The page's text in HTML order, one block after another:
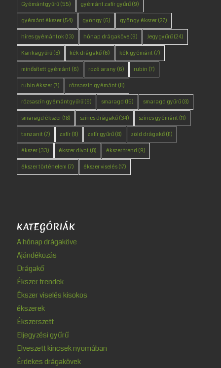
Gyémántgyűrű(55) gyémánt zafír gyűrű(9)
gyémánt ékszer(54) gyöngy (6) gyöngy ékszer(27)
híres gyémántok(13) hónap drágaköve(9) Jegygyűrű(24)
Karikagyűrű(8) kék drágakő(6) kék gyémánt (7)
minősített gyémánt (6) rozé arany (6) rubin (7)
rubin ékszer(7) rózsaszín gyémánt (11)
rózsaszín gyémántgyűrű(9) smaragd (15) smaragd gyűrű(8)
smaragd ékszer(18) színes drágakő(34) színes gyémánt (11)
tanzanit (7) zafír(11) zafír gyűrű(8) zöld drágakő(11)
ékszer(33) ékszer divat (8) ékszer trend (9)
ékszer történelem (7) ékszer viselés(17)
KATEGÓRIÁK
A hónap drágaköve
Ajándékozás
Drágakő
Ékszer trendek
Ékszer viselés kisokos
ékszerek
Ékszerszett
Eljegyzési gyűrű
Elveszett kincsek nyomában
Érdekes drágakövek